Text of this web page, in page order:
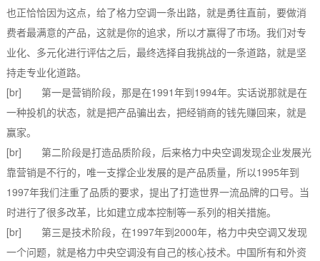
也正恰恰因为这点，给了格力空调一条出路，就是勇往直前，要做消
费者最满意的产品，这就是你的追求，所以才赢得了市场。我们对专
业化、多元化进行评估之后，最终选择自我挑战的一条道路，就是坚
持走专业化道路。
[br] 第一是营销阶段，那是在1991年到1994年。实话说那就是在
一种投机的状态，就是把产品骗出去，把经销商的钱先赚回来，就是
赢家。
[br] 第二阶段是打造品质阶段，后来格力中央空调发现企业发展光
靠营销是不行的，唯一支撑企业发展的是产品质量，所以1995年到
1997年我们注重了品质的要求，提出了打造世界一流品牌的口号。当
时进行了很多改革，比如建立成本控制等一系列的相关措施。
[br] 第三是技术阶段，在1997年到2000年，格力中央空调又发现
一个问题，就是格力中央空调没有自己的核心技术。中国所有和外资